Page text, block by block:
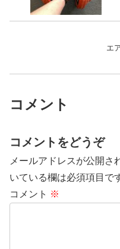
エ
コメント
コメントをどうぞ
メールアドレスが公開さ
いている欄は必須項目で
コメント ※